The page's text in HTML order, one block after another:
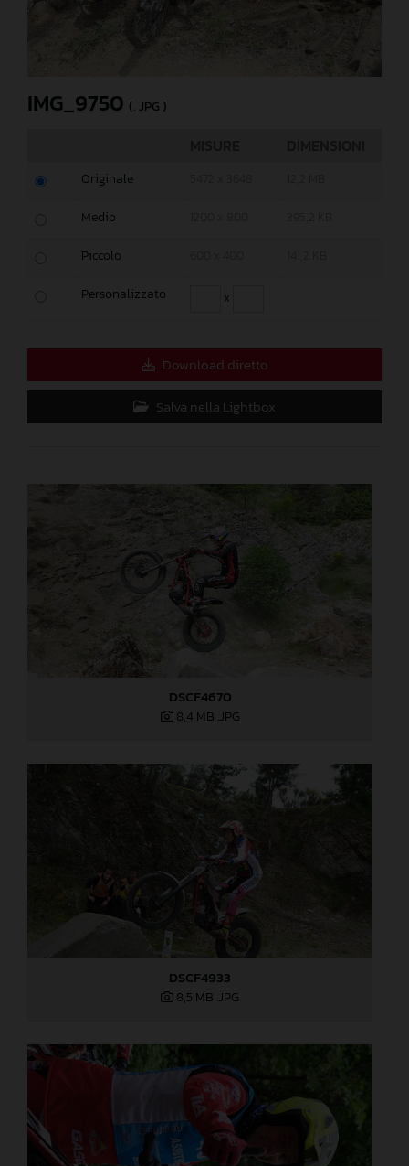
IMG_9750 (. JPG )
Originale
Medio
Piccolo
Personalizzato x
Download diretto
Salva nella Lightbox
DSCF4670
8,4 MB .JPG
DSCF4933
8,5 MB .JPG